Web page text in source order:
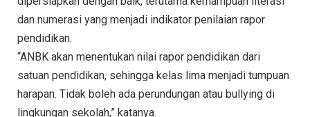
dan numerasi yang menjadi indikator penilaian rapor
pendidikan.
“ANBK akan menentukan nilai rapor pendidikan dari
satuan pendidikan, sehingga kelas lima menjadi tumpuan
harapan. Tidak boleh ada perundungan atau bullying di
lingkungan sekolah,” katanya.